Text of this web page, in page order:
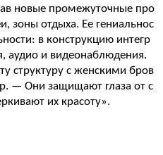
новые промежуточные про
зоны отдыха. Ее гениальнос
в конструкцию интегр
аудио и видеонаблюдения.
структуру с женскими бров
— Они защищают глаза от с
их красоту».